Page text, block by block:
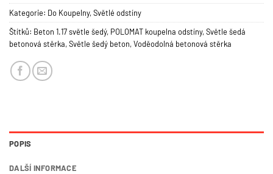
Kategorie: Do Koupelny,Světlé odstíny
Štítků: Beton 1.17 světle šedý, POLOMAT koupelna odstíny,Světle šedá
betonová stěrka,Světle šedý beton,Voděodolná betonová stěrka
POPIS
DALŠÍ INFORMACE